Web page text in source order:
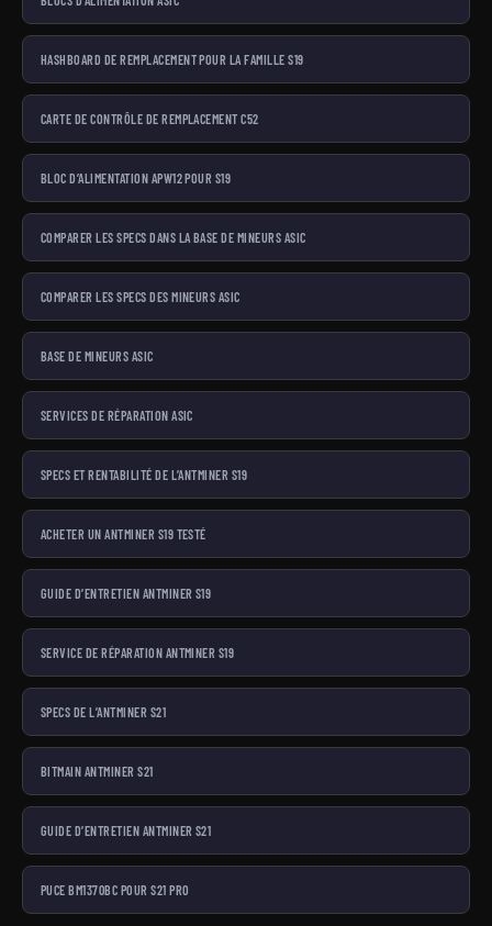
HASHBOARD DE REMPLACEMENT POUR LA FAMILLE S19
CARTE DE CONTRÔLE DE REMPLACEMENT C52
BLOC D’ALIMENTATION APW12 POUR S19
COMPARER LES SPECS DANS LA BASE DE MINEURS ASIC
COMPARER LES SPECS DES MINEURS ASIC
BASE DE MINEURS ASIC
SERVICES DE RÉPARATION ASIC
SPECS ET RENTABILITÉ DE L’ANTMINER S19
ACHETER UN ANTMINER S19 TESTÉ
GUIDE D’ENTRETIEN ANTMINER S19
SERVICE DE RÉPARATION ANTMINER S19
SPECS DE L’ANTMINER S21
BITMAIN ANTMINER S21
GUIDE D’ENTRETIEN ANTMINER S21
PUCE BM1370BC POUR S21 PRO